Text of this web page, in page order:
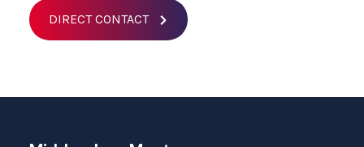
DIRECT CONTACT